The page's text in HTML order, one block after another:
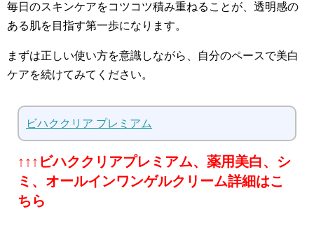
毎日のスキンケアをコツコツ積み重ねることが、透明感の
ある肌を目指す第一歩になります。
まずは正しい使い方を意識しながら、自分のペースで美白
ケアを続けてみてください。
ビハククリア プレミアム
↑↑↑ビハククリアプレミアム、薬用美白、シ
ミ、オールインワンゲルクリーム詳細はこ
ちら